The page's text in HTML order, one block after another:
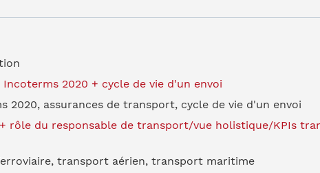
2020 + cycle de vie d'un envoi
2020, assurances de transport, cycle de vie d'un envoi
rôle du responsable de transport/vue holistique/KPIs
transport aérien, transport maritime